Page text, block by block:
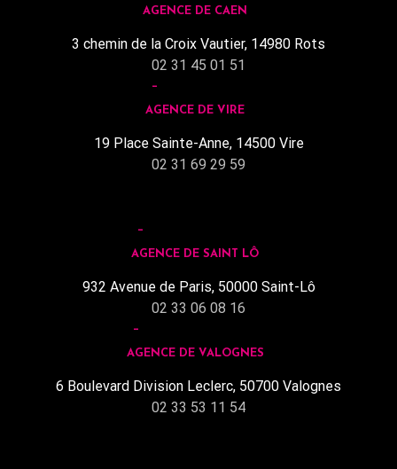
AGENCE DE CAEN
3 chemin de la Croix Vautier, 14980 Rots
02 31 45 01 51
AGENCE DE VIRE
19 Place Sainte-Anne, 14500 Vire
02 31 69 29 59
AGENCE DE SAINT LÔ
932 Avenue de Paris, 50000 Saint-Lô
02 33 06 08 16
AGENCE DE VALOGNES
6 Boulevard Division Leclerc, 50700 Valognes
02 33 53 11 54